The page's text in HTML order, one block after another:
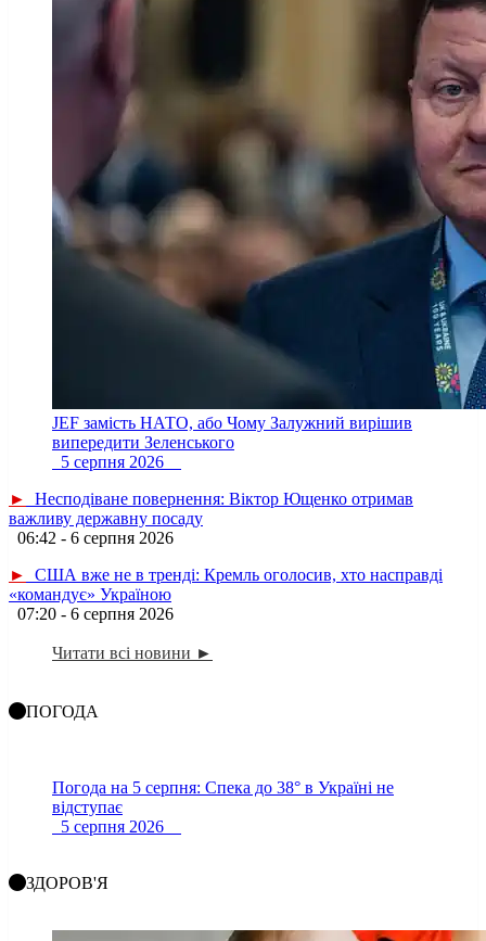
JEF замість НАТО, або Чому Залужний вирішив
випередити Зеленського
5 серпня 2026
►
Несподіване повернення: Віктор Ющенко отримав
важливу державну посаду
06:42 - 6 серпня 2026
►
США вже не в тренді: Кремль оголосив, хто насправді
«командує» Україною
07:20 - 6 серпня 2026
Читати всі новини ►
ПОГОДА
Погода на 5 серпня: Спека до 38° в Україні не
відступає
5 серпня 2026
ЗДОРОВ'Я